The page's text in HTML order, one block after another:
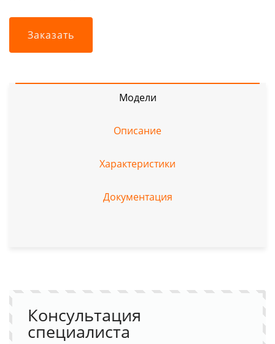
Заказать
Модели
Описание
Характеристики
Документация
Консультация
специалиста